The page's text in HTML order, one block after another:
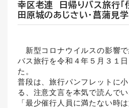
幸区老連 日帰りバス旅行「
田原城のあじさい・菖蒲見
新型コロナウイルスの影響
バス旅行を令和４年５月３１
た。
普段は、旅行パンフレットに
る、注意文言を本気で読んで
「最少催行人員に満たない時